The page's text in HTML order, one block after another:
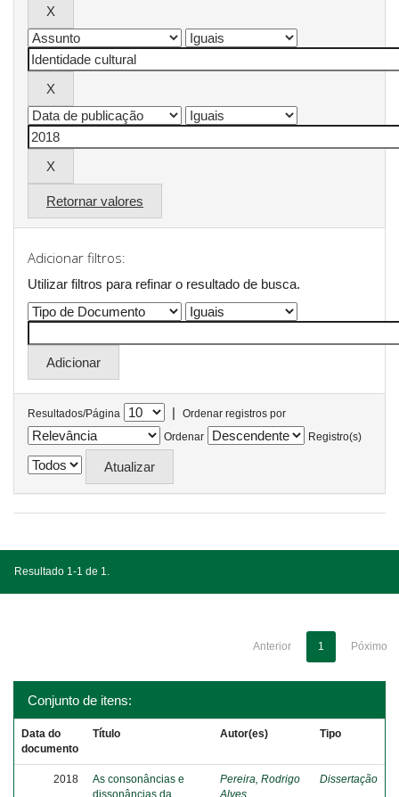
Retornar valores
Adicionar filtros:
Utilizar filtros para refinar o resultado de busca.
Resultados/Página |
Ordenar registros por
Ordenar
Registro(s)
Resultado 1-1 de 1.
Anterior 1 Póximo
Conjunto de itens:
Data do
documento
Título Autor(es) Tipo
2018
As consonâncias e
dissonâncias da
Pereira, Rodrigo
Alves
Dissertação